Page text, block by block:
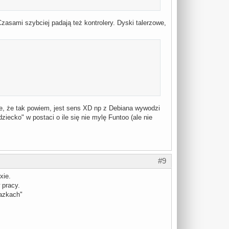
szybciej padają też kontrolery. Dyski talerzowe,
że tak powiem, jest sens XD np z Debiana wywodzi
w postaci o ile się nie mylę Funtoo (ale nie
#9